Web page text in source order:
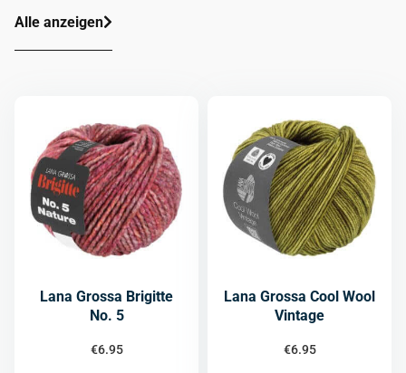
Alle anzeigen
Lana Grossa Brigitte
No. 5
€6.95
Lana Grossa Cool Wool
Vintage
€6.95